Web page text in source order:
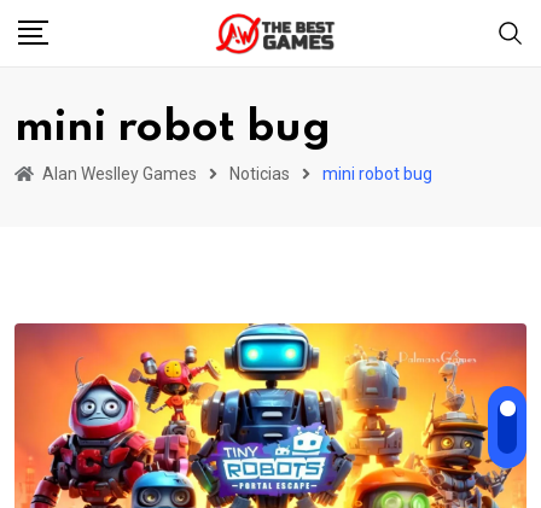
Skip
mini robot bug
Alan Weslley Games Noticias mini robot bug